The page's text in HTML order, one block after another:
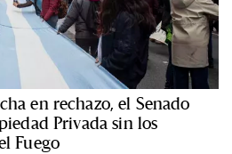
en rechazo, el Senado
Privada sin los
Fuego